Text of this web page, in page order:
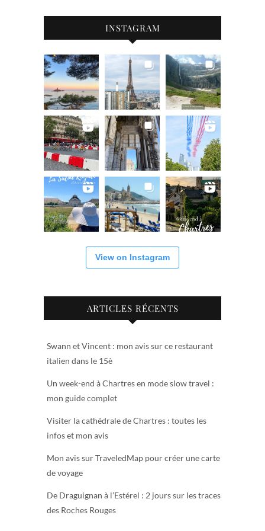
INSTAGRAM
View on Instagram
ARTICLES RÉCENTS
Swann et Vincent : mon avis sur ce restaurant
italien dans le 15è
Un week-end à Chartres en mode slow travel :
mon guide complet
Visiter la cathédrale de Chartres : toutes les
infos et mon avis
Mon avis sur TraveledMap pour créer une carte
de voyage
De Draguignan à l’Estérel : 2 jours sur les traces
des Roches Rouges